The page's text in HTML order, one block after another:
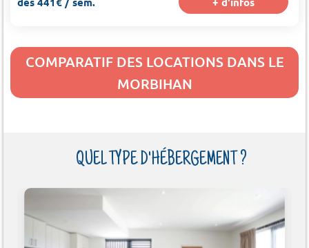
COMPARATIF DES LOCATIONS DANS LE
MORBIHAN
QUEL TYPE D'HÉBERGEMENT ?